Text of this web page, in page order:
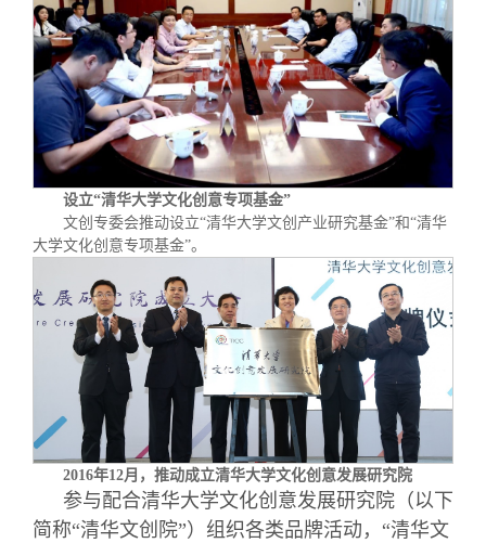
设立“清华大学文化创意专项基金”
文创专委会推动设立“清华大学文创产业研究基金”和“清华
大学文化创意专项基金”。
2016年12月，推动成立清华大学文化创意发展研究院
参与配合清华大学文化创意发展研究院（以下
简称“清华文创院”）组织各类品牌活动，“清华文